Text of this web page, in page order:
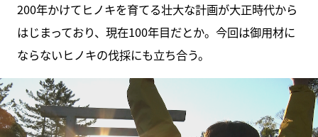
200年かけてヒノキを育てる壮大な計画が大正時代から
はじまっており、現在100年目だとか。今回は御用材に
ならないヒノキの伐採にも立ち合う。